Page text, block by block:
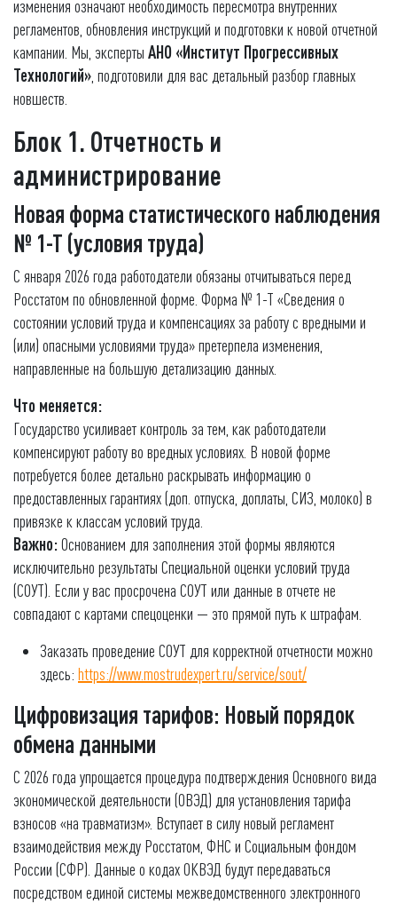
изменения означают необходимость пересмотра внутренних
регламентов, обновления инструкций и подготовки к новой отчетной
кампании. Мы, эксперты АНО «Институт Прогрессивных
Технологий» , подготовили для вас детальный разбор главных
новшеств.
Блок 1. Отчетность и
администрирование
Новая форма статистического наблюдения
№ 1-Т (условия труда)
С января 2026 года работодатели обязаны отчитываться перед
Росстатом по обновленной форме. Форма № 1-Т «Сведения о
состоянии условий труда и компенсациях за работу с вредными и
(или) опасными условиями труда» претерпела изменения,
направленные на большую детализацию данных.
Что меняется:
Государство усиливает контроль за тем, как работодатели
компенсируют работу во вредных условиях. В новой форме
потребуется более детально раскрывать информацию о
предоставленных гарантиях (доп. отпуска, доплаты, СИЗ, молоко) в
привязке к классам условий труда.
Важно:Основанием для заполнения этой формы являются
исключительно результаты Специальной оценки условий труда
(СОУТ). Если у вас просрочена СОУТ или данные в отчете не
совпадают с картами спецоценки — это прямой путь к штрафам.
Заказать проведение СОУТ для корректной отчетности можно
здесь: https://www.mostrudexpert.ru/service/sout/
Цифровизация тарифов: Новый порядок
обмена данными
С 2026 года упрощается процедура подтверждения Основного вида
экономической деятельности (ОВЭД) для установления тарифа
взносов «на травматизм». Вступает в силу новый регламент
взаимодействия между Росстатом, ФНС и Социальным фондом
России (СФР). Данные о кодах ОКВЭД будут передаваться
посредством единой системы межведомственного электронного